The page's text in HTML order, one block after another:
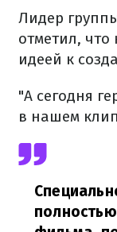
Лидер
отметил, что
идеей к
"А сегодня
в нашем